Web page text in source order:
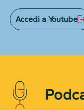
Accedi a Youtube